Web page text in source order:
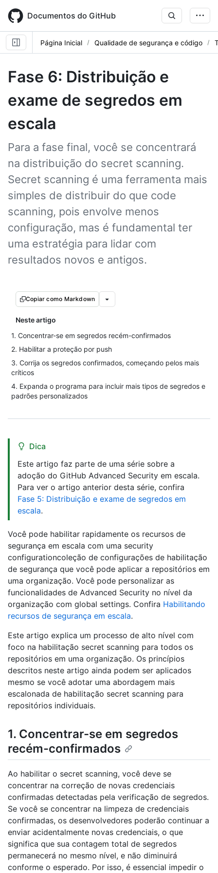
main
content
Documentos do GitHub
Página Inicial Qualidade de segurança e código
Fase 6: Distribuição e
exame de segredos em
escala
Para a fase final, você se concentrará
na distribuição do secret scanning.
Secret scanning é uma ferramenta mais
simples de distribuir do que code
scanning, pois envolve menos
configuração, mas é fundamental ter
uma estratégia para lidar com
resultados novos e antigos.
Copiar como Markdown
Neste artigo
1. Concentrar-se em segredos recém-confirmados
2. Habilitar a proteção por push
3. Corrija os segredos confirmados, começando pelos mais
críticos
4. Expanda o programa para incluir mais tipos de segredos e
padrões personalizados
Dica
Este artigo faz parte de uma série sobre a
adoção do GitHub Advanced Security em escala.
Para ver o artigo anterior desta série, confira
Fase 5: Distribuição e exame de segredos em
escala.
Você pode habilitar rapidamente os recursos de
segurança em escala com uma security
configurationcoleção de configurações de habilitação
de segurança que você pode aplicar a repositórios em
uma organização. Você pode personalizar as
funcionalidades de Advanced Security no nível da
organização com global settings. Confira Habilitando
recursos de segurança em escala.
Este artigo explica um processo de alto nível com
foco na habilitação secret scanning para todos os
repositórios em uma organização. Os princípios
descritos neste artigo ainda podem ser aplicados
mesmo se você adotar uma abordagem mais
escalonada de habilitação secret scanning para
repositórios individuais.
1. Concentrar-se em segredos
recém-confirmados
Ao habilitar o secret scanning, você deve se
concentrar na correção de novas credenciais
confirmadas detectadas pela verificação de segredos.
Se você se concentrar na limpeza de credenciais
confirmadas, os desenvolvedores poderão continuar a
enviar acidentalmente novas credenciais, o que
significa que sua contagem total de segredos
permanecerá no mesmo nível, e não diminuirá
conforme o esperado. Por isso, é essencial impedir o